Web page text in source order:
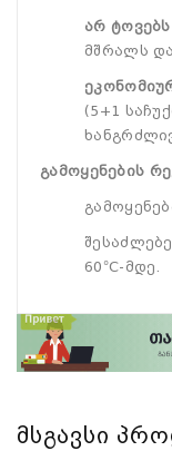
არ
მშრალს
(5+1
გამოყენების
60°C-მდე.
Მსგავსი